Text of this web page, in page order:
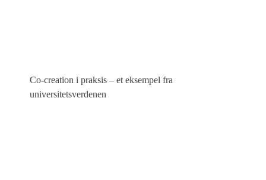
Co-creation i praksis – et eksempel fra
universitetsverdenen